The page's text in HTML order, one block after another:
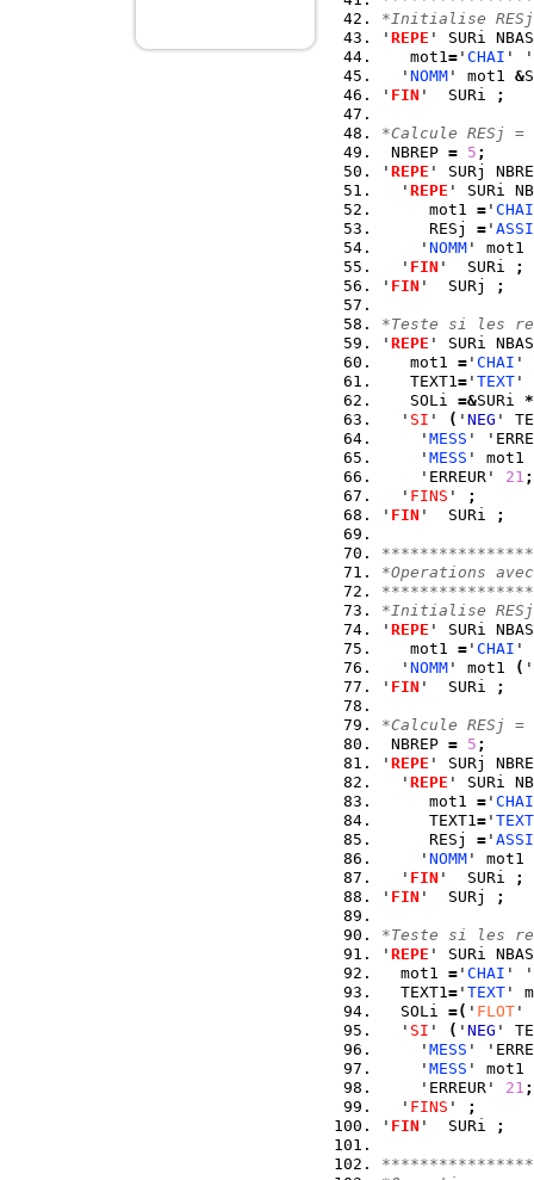
*Initialise RESj
' REPE ' SURi
   mot1
= ' CHAI '
  '
NOMM ' mot1 &
' FIN '  SURi ;
*Calcule RESj =
NBREP = 5 ;
' REPE ' SURj
  '
REPE ' SURi
     mot1
= ' CHAI
     RESj
= ' ASSI
    '
NOMM ' mot1
  '
FIN '  SURi
;
' FIN '  SURj ;
*Teste si les
' REPE ' SURi
   mot1
= ' CHAI '
   TEXT1
= ' TEXT '
   SOLi
=&SURi
  '
SI ' ( ' NEG '
    '
MESS '
    '
MESS '
    'ERREUR'
21 ;
  '
FINS '
;
' FIN '  SURi ;
*Operations avec
*Initialise RESj
' REPE ' SURi
   mot1
= ' CHAI '
  '
NOMM ' mot1 ( '
' FIN '  SURi ;
*Calcule RESj =
NBREP = 5 ;
' REPE ' SURj
  '
REPE ' SURi
     mot1
= ' CHAI
     TEXT1
= ' TEXT
     RESj
= ' ASSI
    '
NOMM ' mot1
  '
FIN '  SURi
;
' FIN '  SURj ;
*Teste si les
' REPE ' SURi
  mot1
= ' CHAI '
  TEXT1
= ' TEXT '
  SOLi
=( ' FLOT '
  '
SI ' ( ' NEG '
    '
MESS '
    '
MESS '
    'ERREUR'
21 ;
  '
FINS '
;
' FIN '  SURi ;